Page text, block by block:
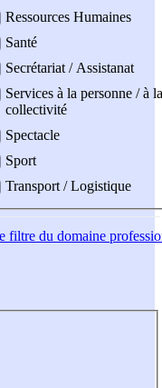
Ressources Humaines
Santé
Secrétariat / Assistanat
Services à la personne / à la
collectivité
Spectacle
Sport
Transport / Logistique
filtre du domaine